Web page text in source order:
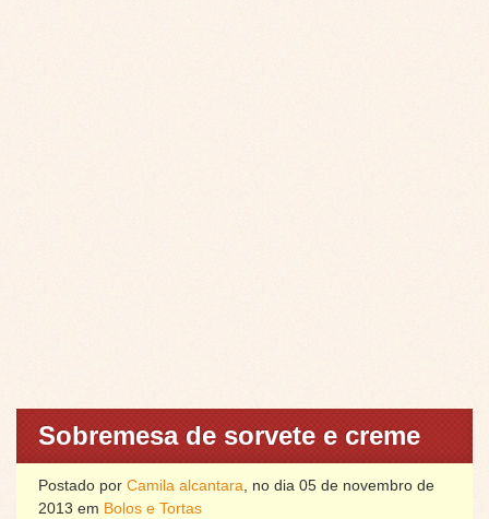
Sobremesa de sorvete e creme
Postado por Camila alcantara, no dia 05 de novembro de
2013 em Bolos e Tortas